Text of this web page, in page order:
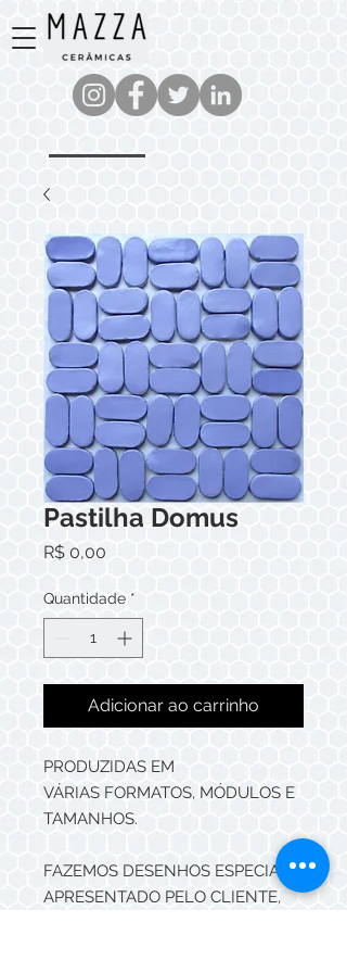
Pastilha Domus
R$ 0,00
Quantidade *
Adicionar ao carrinho
PRODUZIDAS EM
VÁRIAS FORMATOS, MÓDULOS E
TAMANHOS.
FAZEMOS DESENHOS ESPECIAIS
APRESENTADO PELO CLIENTE,